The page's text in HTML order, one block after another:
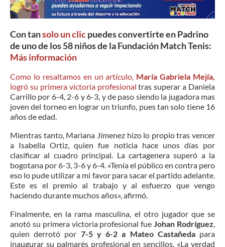
Con tansolo un clicpuedes convertirte en Padrino
de uno de los 58 niños de la Fundación Match Tenis:
Más información
Como lo resaltamos en un artículo, María Gabriela Mejía,
logró su primera victoria profesional tras superar a Daniela
Carrillo por 6-4, 2-6 y 6-3, y de paso siendo la jugadora mas
joven del torneo en lograr un triunfo, pues tan solo tiene 16
años de edad.
Mientras tanto, Mariana Jímenez hizo lo propio tras vencer
a Isabella Ortiz, quien fue noticia hace unos días por
clasificar al cuadro principal. La cartagenera superó a la
bogotana por 6-3, 3-6 y 6-4. «Tenía el público en contra pero
eso lo pude utilizar a mi favor para sacar el partido adelante.
Este es el premio al trabajo y al esfuerzo que vengo
haciendo durante muchos años», afirmó.
Finalmente, en la rama masculina, el otro jugador que se
anotó su primera victoria profesional fue Johan Rodríguez
quien derrotó por 7-5 y 6-2 a Mateo Castañedapara
inaugurar su palmarés profesional en sencillos. «La verdad